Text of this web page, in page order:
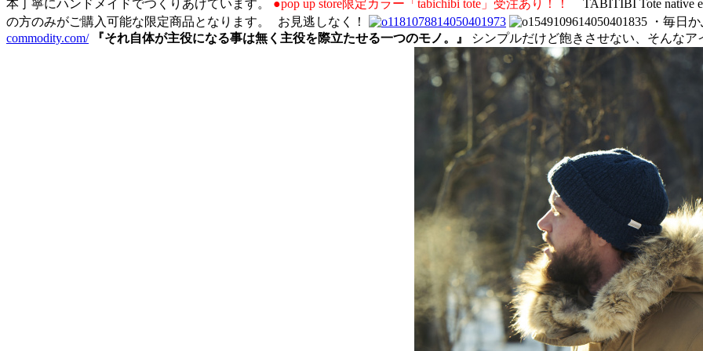
本丁寧にハンドメイドでつくりあげています。 ●pop up store限定カラー「tabichibi tote」受注あり！！
TABITIBI Tote native
の方のみがご購入可能な限定商品となります。 お見逃しなく！
・毎日
commodity.com/
『それ自体が主役になる事は無く主役を際立たせる一つのモノ。』 シンプルだけど飽きさせない、そんな